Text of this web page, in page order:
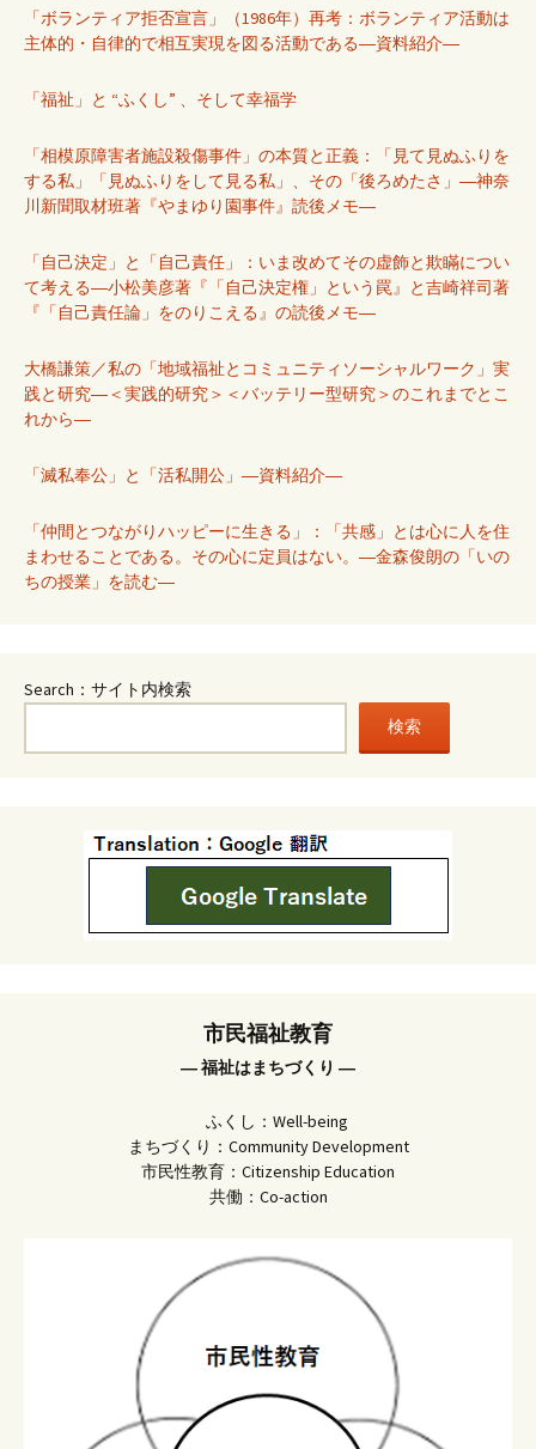
「ボランティア拒否宣言」（1986年）再考：ボランティア活動は
主体的・自律的で相互実現を図る活動である―資料紹介―
「福祉」と “ふくし” 、そして幸福学
「相模原障害者施設殺傷事件」の本質と正義：「見て見ぬふりを
する私」「見ぬふりをして見る私」、その「後ろめたさ」―神奈
川新聞取材班著『やまゆり園事件』読後メモ―
「自己決定」と「自己責任」：いま改めてその虚飾と欺瞞につい
て考える―小松美彦著『「自己決定権」という罠』と吉崎祥司著
『「自己責任論」をのりこえる』の読後メモ―
大橋謙策／私の「地域福祉とコミュニティソーシャルワーク」実
践と研究―＜実践的研究＞＜バッテリー型研究＞のこれまでとこ
れから―
「滅私奉公」と「活私開公」―資料紹介―
「仲間とつながりハッピーに生きる」：「共感」とは心に人を住
まわせることである。その心に定員はない。―金森俊朗の「いの
ちの授業」を読む―
Search：サイト内検索
検索
市民福祉教育
― 福祉はまちづくり ―
ふくし：Well-being
まちづくり：Community Development
市民性教育：Citizenship Education
共働：Co-action